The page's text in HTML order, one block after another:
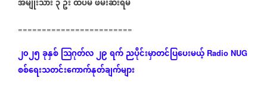
အမျိုးသား၃ဦးထပ်မံဖမ်းဆီးရမိ
========================
၂၀၂၅ခုနှစ်သြဂုတ်လ၂၉ရက်ညပိုင်းမှာတင်ပြပေးမယ့် Radio NUG
စစ်ရေးသတင်းကောက်နုတ်ချက်များ